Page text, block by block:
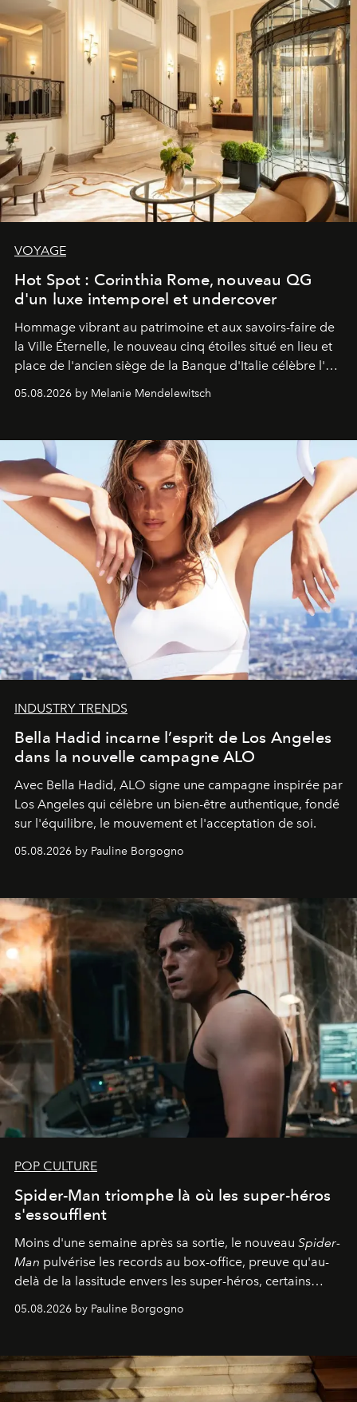
VOYAGE
Hot Spot : Corinthia Rome, nouveau QG
d'un luxe intemporel et undercover
Hommage vibrant au patrimoine et aux savoirs-faire de
la Ville Éternelle, le nouveau cinq étoiles situé en lieu et
place de l'ancien siège de la Banque d'Italie célèbre l'art
05.08.2026 by Melanie Mendelewitsch
INDUSTRY TRENDS
Bella Hadid incarne l’esprit de Los Angeles
dans la nouvelle campagne ALO
Avec Bella Hadid, ALO signe une campagne inspirée par
Los Angeles qui célèbre un bien-être authentique, fondé
sur l'équilibre, le mouvement et l'acceptation de soi.
05.08.2026 by Pauline Borgogno
POP CULTURE
Spider-Man triomphe là où les super-héros
s'essoufflent
Moins d'une semaine après sa sortie, le nouveau Spider-
Man pulvérise les records au box-office, preuve qu'au-
delà de la lassitude envers les super-héros, certains
05.08.2026 by Pauline Borgogno